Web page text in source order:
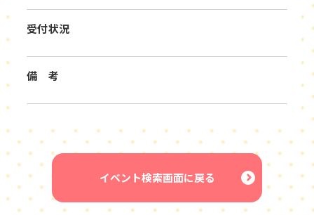
受付状況
備 考
イベント検索画面に戻る